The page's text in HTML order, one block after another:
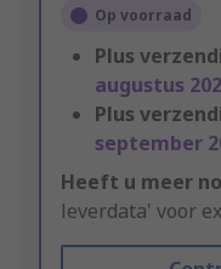
Op voorraad
Plus
augustus
Plus
september
Heeft u meer
leverdata' voor